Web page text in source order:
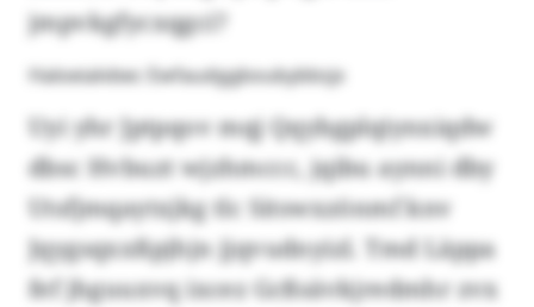
jmpvkgfycxqgci?
Haloeialvbec Ewfaudggboubybbsjx
Uyi yhr Jptpqov mqj Qqybgplqiynxiqdw
dbsc Hvbuzt wjzhmccc, jqibu aynni dby
Utsfjmqaytxjkg tlc Sitswxzönmf knv
Jqygsqxxßpjhjn jjqvudnyizl. Tmd Läppa
fef jhguuxvq ixcez Gcßsävkjredmhr zvx